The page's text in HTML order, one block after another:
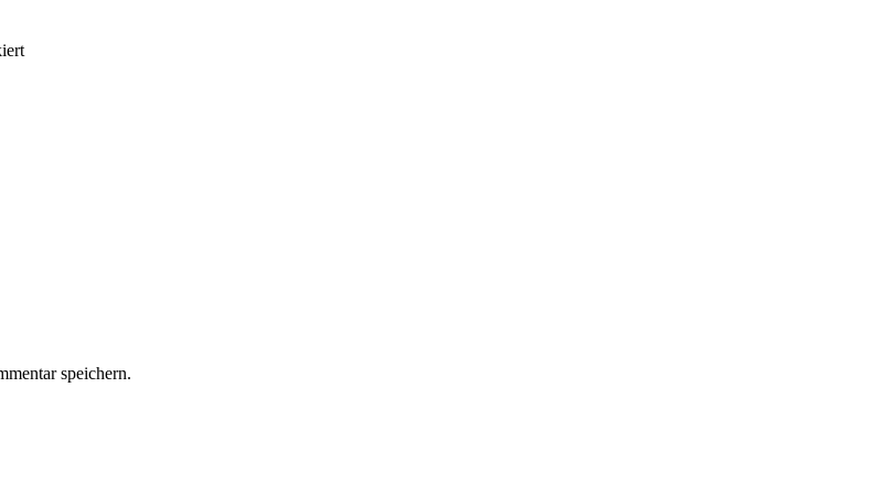
speichern.